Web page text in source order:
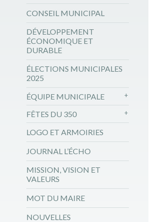
CONSEIL MUNICIPAL
DÉVELOPPEMENT
ÉCONOMIQUE ET
DURABLE
ÉLECTIONS MUNICIPALES
2025
ÉQUIPE MUNICIPALE
FÊTES DU 350
LOGO ET ARMOIRIES
JOURNAL L’ÉCHO
MISSION, VISION ET
VALEURS
MOT DU MAIRE
NOUVELLES